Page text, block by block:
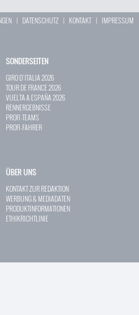
| DATENSCHUTZ | KONTAKT| IMPRESSUM
SONDERSEITEN
GIRO D`ITALIA 2026
TOUR DE FRANCE 2026
VUELTA A ESPAÑA 2026
RENNERGEBNISSE
PROFI-TEAMS
PROFI-FAHRER
ÜBER UNS
KONTAKT ZUR REDAKTION
WERBUNG & MEDIADATEN
PRODUKTINFORMATIONEN
ETHIKRICHTLINIE